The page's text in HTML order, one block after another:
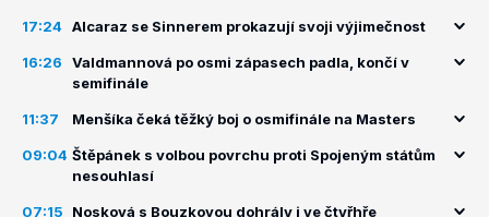
17:24 Alcaraz se Sinnerem prokazují svoji výjimečnost
16:26
Valdmannová po osmi zápasech padla, končí v
semifinále
11:37 Menšíka čeká těžký boj o osmifinále na Masters
09:04 Štěpánek s volbou povrchu proti Spojeným státům
nesouhlasí
07:15 Nosková s Bouzkovou dohrály i ve čtyřhře